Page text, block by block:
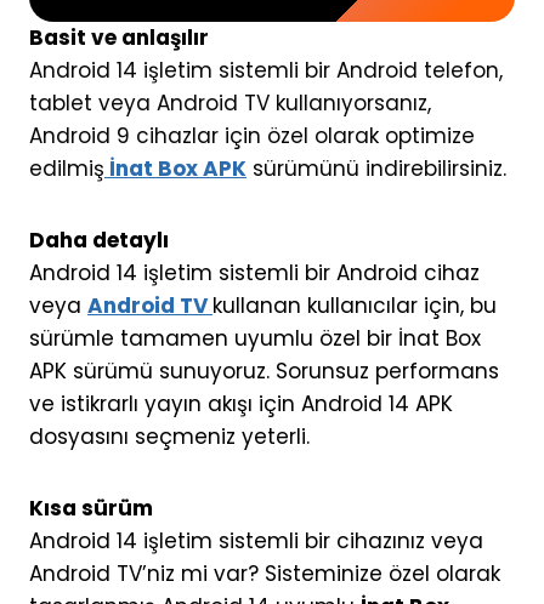
Basit ve anlaşılır
Android 14 işletim sistemli bir Android telefon,
tablet veya Android TV kullanıyorsanız,
Android 9 cihazlar için özel olarak optimize
edilmiş İnat Box APK sürümünü indirebilirsiniz.
Daha detaylı
Android 14 işletim sistemli bir Android cihaz
veya Android TV kullanan kullanıcılar için, bu
sürümle tamamen uyumlu özel bir İnat Box
APK sürümü sunuyoruz. Sorunsuz performans
ve istikrarlı yayın akışı için Android 14 APK
dosyasını seçmeniz yeterli.
Kısa sürüm
Android 14 işletim sistemli bir cihazınız veya
Android TV’niz mi var? Sisteminize özel olarak